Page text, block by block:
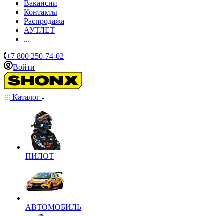
Вакансии
Контакты
Распродажа
АУТЛЕТ
...
+7 800 250-74-02
Войти
Каталог
ПИЛОТ
АВТОМОБИЛЬ